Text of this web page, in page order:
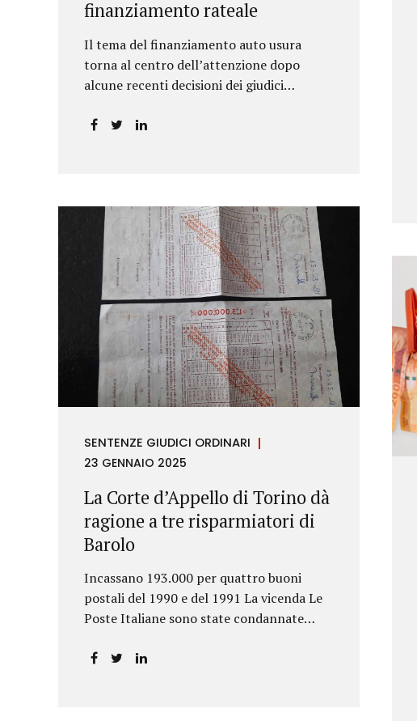
finanziamento rateale
Il tema del finanziamento auto usura
torna al centro dell’attenzione dopo
alcune recenti decisioni dei giudici
anche i costi assicurativi collegati al
consumatori.
SENTENZE GIUDICI ORDINARI
23 GENNAIO 2025
La Corte d’Appello di Torino dà
ragione a tre risparmiatori di
Barolo
Incassano 193.000 per quattro buoni
postali del 1990 e del 1991 La vicenda Le
Poste Italiane sono state condannate
riconoscere, a tre risparmiatori di Barolo,